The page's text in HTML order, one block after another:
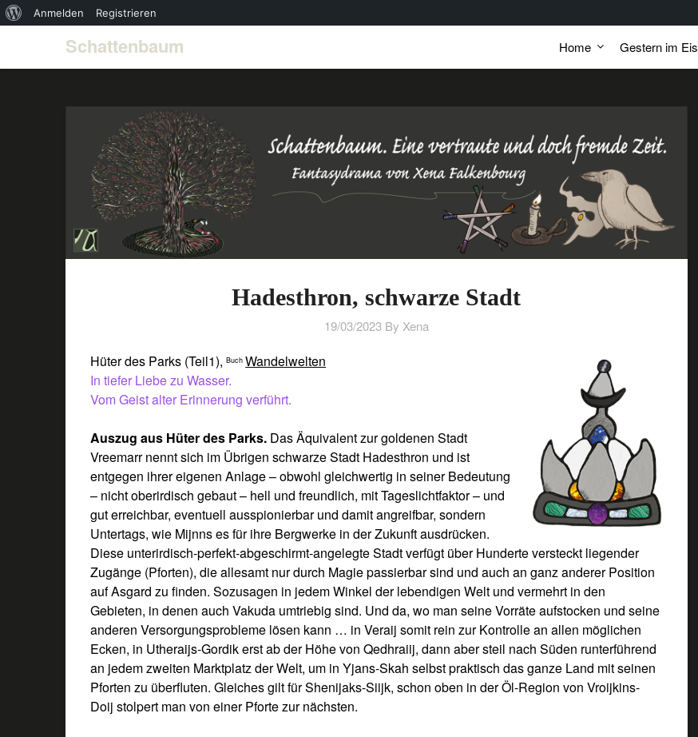
Schattenbaum Home Gestern im Eis
Hadesthron, schwarze Stadt
19/03/2023 By Xena
Hüter des Parks (Teil1),BuchWandelwelten
In tiefer Liebe zu Wasser.
Vom Geist alter Erinnerung verführt.
Auszug aus Hüter des Parks. Das Äquivalent zur goldenen Stadt
Vreemarr nennt sich im Übrigen schwarze Stadt Hadesthron und ist
entgegen ihrer eigenen Anlage – obwohl gleichwertig in seiner Bedeutung
– nicht oberirdisch gebaut – hell und freundlich, mit Tageslichtfaktor – und
gut erreichbar, eventuell ausspionierbar und damit angreifbar, sondern
Untertags, wie Mijnns es für ihre Bergwerke in der Zukunft ausdrücken.
Diese unterirdisch-perfekt-abgeschirmt-angelegte Stadt verfügt über Hunderte versteckt liegender
Zugänge (Pforten), die allesamt nur durch Magie passierbar sind und auch an ganz anderer Position
auf Asgard zu finden. Sozusagen in jedem Winkel der lebendigen Welt und vermehrt in den
Gebieten, in denen auch Vakuda umtriebig sind. Und da, wo man seine Vorräte aufstocken und seine
anderen Versorgungsprobleme lösen kann … in Veraij somit rein zur Kontrolle an allen möglichen
Ecken, in Utheraijs-Gordik erst ab der Höhe von Qedhraiij, dann aber steil nach Süden runterführend
an jedem zweiten Marktplatz der Welt, um in Yjans-Skah selbst praktisch das ganze Land mit seinen
Pforten zu überfluten. Gleiches gilt für Shenijaks-Siijk, schon oben in der Öl-Region von Vroijkins-
Doij stolpert man von einer Pforte zur nächsten.
Über
WordPress
Anmelden Registrieren